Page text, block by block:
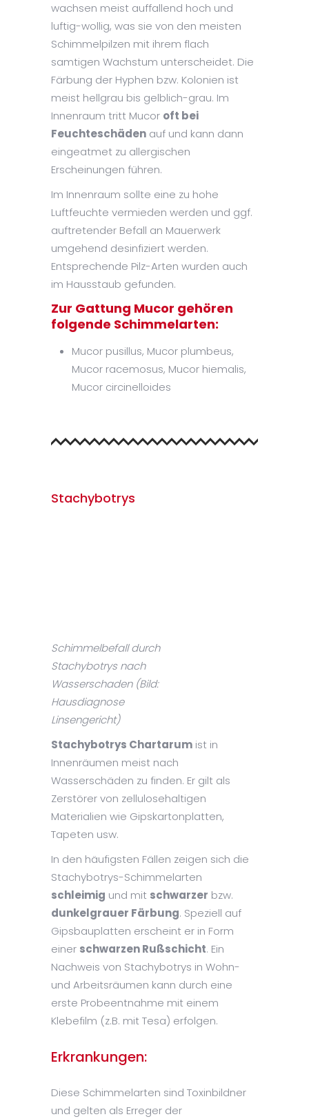
wachsen meist auffallend hoch und
luftig-wollig, was sie von den meisten
Schimmelpilzen mit ihrem flach
samtigen Wachstum unterscheidet. Die
Färbung der Hyphen bzw. Kolonien ist
meist hellgrau bis gelblich-grau. Im
Innenraum tritt Mucor oft bei
Feuchteschäden auf und kann dann
eingeatmet zu allergischen
Erscheinungen führen.
Im Innenraum sollte eine zu hohe
Luftfeuchte vermieden werden und ggf.
auftretender Befall an Mauerwerk
umgehend desinfiziert werden.
Entsprechende Pilz-Arten wurden auch
im Hausstaub gefunden.
Zur Gattung Mucor gehören
folgende Schimmelarten:
Mucor pusillus, Mucor plumbeus,
Mucor racemosus, Mucor hiemalis,
Mucor circinelloides
Stachybotrys
Schimmelbefall durch
Stachybotrys nach
Wasserschaden (Bild:
Hausdiagnose
Linsengericht)
Stachybotrys Chartarum ist in
Innenräumen meist nach
Wasserschäden zu finden. Er gilt als
Zerstörer von zellulosehaltigen
Materialien wie Gipskartonplatten,
Tapeten usw.
In den häufigsten Fällen zeigen sich die
Stachybotrys-Schimmelarten
schleimig und mit schwarzer bzw.
dunkelgrauer Färbung. Speziell auf
Gipsbauplatten erscheint er in Form
einer schwarzen Rußschicht. Ein
Nachweis von Stachybotrys in Wohn-
und Arbeitsräumen kann durch eine
erste Probeentnahme mit einem
Klebefilm (z.B. mit Tesa) erfolgen.
Erkrankungen:
Diese Schimmelarten sind Toxinbildner
und gelten als Erreger der